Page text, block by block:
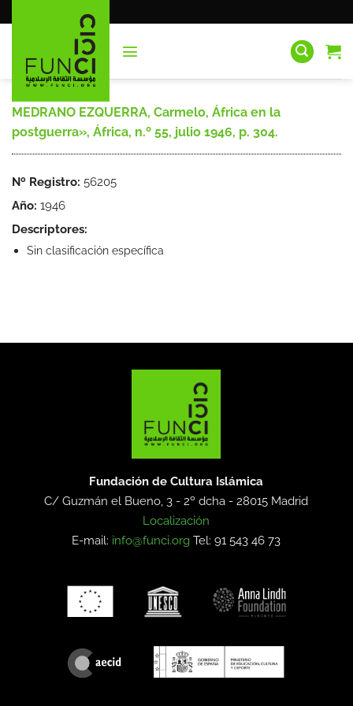
al
MEDRANO EZQUERRA, Carmelo, África en la
postguerra», África, n.º 55, julio 1946, p. 304.
Nº Registro: 56205
Año: 1946
Descriptores:
Sin clasificación específica
Fundación de Cultura Islámica
C/ Guzmán el Bueno, 3 - 2º dcha -28015 Madrid
Localización
E-mail: info@funci.org Tel: 91 543 46 73